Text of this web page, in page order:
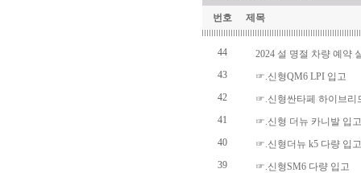
번호 제목
44
2024 설 명절 차량 예약
43
☞.신형QM6 LPI 입고
42
☞.신형싼타페 하이브리
41
☞.신형 더뉴 카니발 입고
40
☞.신형더뉴 k5 다량 입고
39
☞.신형SM6 다량 입고